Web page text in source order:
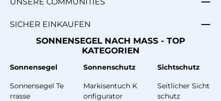
SICHER EINKAUFEN
SONNENSEGEL NACH MASS - TOP
KATEGORIEN
Sonnensegel
Sonnensegel Te
rrasse
Sonnenschutz
Markisentuch K
onfigurator
Sichtschutz
Seitlicher Sicht
schutz